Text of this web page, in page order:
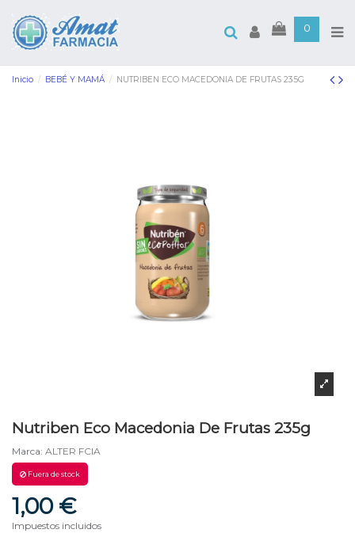
0
Inicio BEBÉ Y MAMÁ NUTRIBEN ECO MACEDONIA DE FRUTAS 235G
Nutriben Eco Macedonia De Frutas 235g
Marca: ALTER FCIA
Fuera de stock
1,00 €
Impuestos incluidos